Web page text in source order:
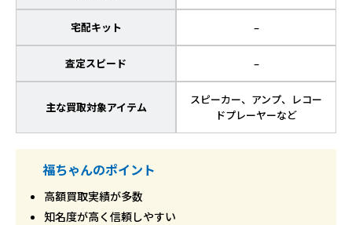
宅配キット –
査定スピード –
主な買取対象アイテム
スピーカー、アンプ、レコー
ドプレーヤーなど
福ちゃんのポイント
高額買取実績が多数
知名度が高く信頼しやすい